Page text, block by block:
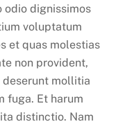
odio dignissimos
voluptatum
et quas molestias
non provident,
mollitia
fuga. Et harum
distinctio. Nam